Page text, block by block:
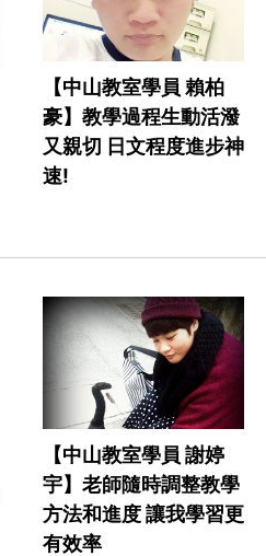
【中山教室學員 賴柏
豪】教學過程生動活潑
又親切 日文程度進步神
速!
【中山教室學員 謝婷
宇】老師隨時調整教學
方法和進度 讓我學習更
有效率